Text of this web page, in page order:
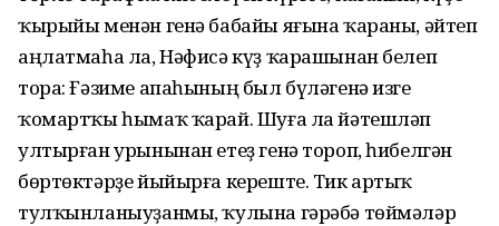
ҡырыйы менән генә бабайы яғына ҡараны, әйтеп
аңлатмаһа ла, Нәфисә күҙ ҡарашынан белеп
тора: Ғәзиме апаһының был бүләгенә изге
ҡомартҡы һымаҡ ҡарай. Шуға ла йәтешләп
ултырған урынынан етеҙ генә тороп, һибелгән
бөртөктәрҙе йыйырға кереште. Тик артыҡ
тулҡынланыуҙанмы, ҡулына гәрәбә төймәләр